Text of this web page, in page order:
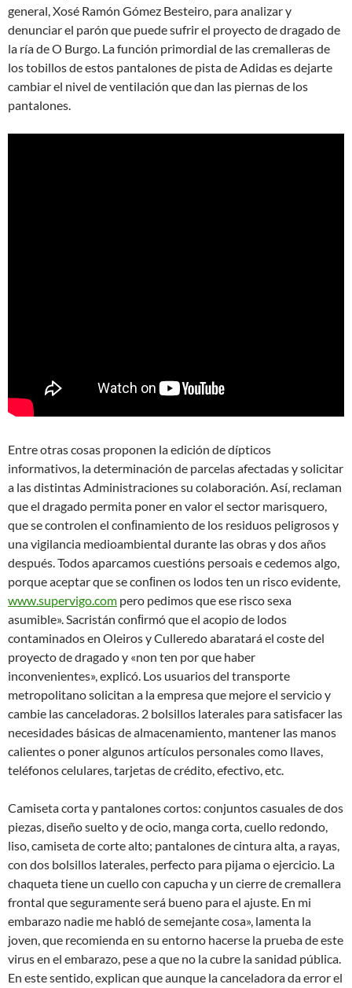
general, Xosé Ramón Gómez Besteiro, para analizar y
denunciar el parón que puede sufrir el proyecto de dragado de
la ría de O Burgo. La función primordial de las cremalleras de
los tobillos de estos pantalones de pista de Adidas es dejarte
cambiar el nivel de ventilación que dan las piernas de los
pantalones.
Entre otras cosas proponen la edición de dípticos
informativos, la determinación de parcelas afectadas y solicitar
a las distintas Administraciones su colaboración. Así, reclaman
que el dragado permita poner en valor el sector marisquero,
que se controlen el conﬁnamiento de los residuos peligrosos y
una vigilancia medioambiental durante las obras y dos años
después. Todos aparcamos cuestións persoais e cedemos algo,
porque aceptar que se conﬁnen os lodos ten un risco evidente,
www.supervigo.com pero pedimos que ese risco sexa
asumible». Sacristán conﬁrmó que el acopio de lodos
contaminados en Oleiros y Culleredo abaratará el coste del
proyecto de dragado y «non ten por que haber
inconvenientes», explicó. Los usuarios del transporte
metropolitano solicitan a la empresa que mejore el servicio y
cambie las canceladoras. 2 bolsillos laterales para satisfacer las
necesidades básicas de almacenamiento, mantener las manos
calientes o poner algunos artículos personales como llaves,
teléfonos celulares, tarjetas de crédito, efectivo, etc.
Camiseta corta y pantalones cortos: conjuntos casuales de dos
piezas, diseño suelto y de ocio, manga corta, cuello redondo,
liso, camiseta de corte alto; pantalones de cintura alta, a rayas,
con dos bolsillos laterales, perfecto para pijama o ejercicio. La
chaqueta tiene un cuello con capucha y un cierre de cremallera
frontal que seguramente será bueno para el ajuste. En mi
embarazo nadie me habló de semejante cosa», lamenta la
joven, que recomienda en su entorno hacerse la prueba de este
virus en el embarazo, pese a que no la cubre la sanidad pública.
En este sentido, explican que aunque la canceladora da error el